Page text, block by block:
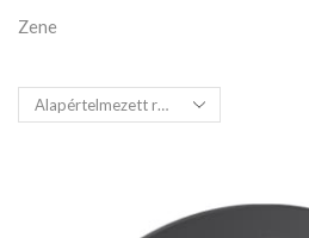
Zene